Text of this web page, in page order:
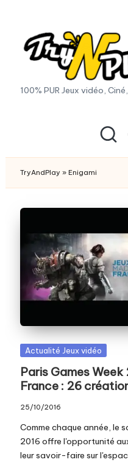
content
T
A
n
la
y.
c
o
m
100% PUR Jeux vidéo,
TryAndPlay » Enigami
Posted
Actualité Jeux vidéo
Paris Games Week
France : 26
25/10/2016
Comme chaque année, le
2016 offre l'opportunité
leur savoir-faire sur